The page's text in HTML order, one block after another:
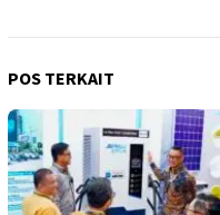
POS TERKAIT